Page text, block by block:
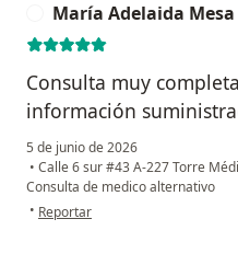
María Adelaida Mesa
Consulta muy
información
5 de junio de 2026
• Calle 6 sur #43 A-227 Torre
Consulta de medico alternativo
• en opinión del usuario María
Reportar